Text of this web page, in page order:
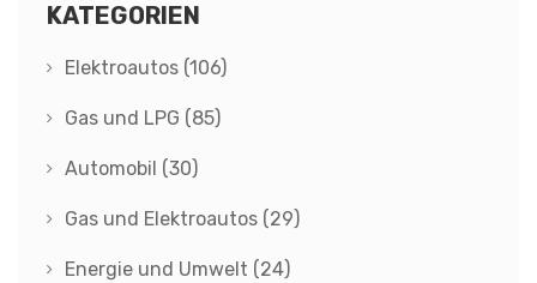
KATEGORIEN
Elektroautos (106)
Gas und LPG (85)
Automobil (30)
Gas und Elektroautos (29)
Energie und Umwelt (24)